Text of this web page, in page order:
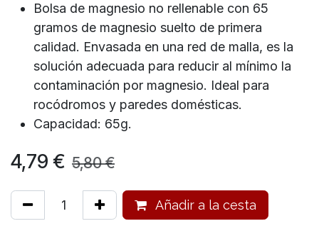
Bolsa de magnesio no rellenable con 65
gramos de magnesio suelto de primera
calidad. Envasada en una red de malla, es la
solución adecuada para reducir al mínimo la
contaminación por magnesio. Ideal para
rocódromos y paredes domésticas.
Capacidad: 65g.
4,79 € 5,80€
Añadir a la cesta